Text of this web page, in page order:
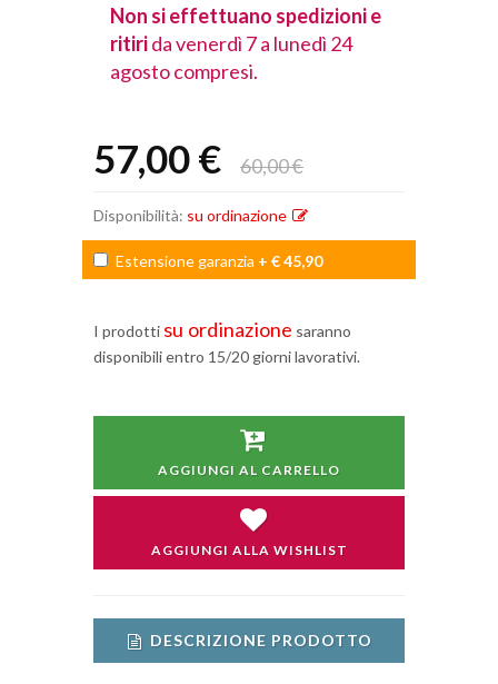
Non si effettuano spedizioni e
ritirida venerdì 7 a lunedì 24
agosto compresi.
57,00 € 60,00 €
Disponibilità: su ordinazione
Estensione garanzia + € 45,90
I prodotti su ordinazione saranno
disponibili entro 15/20 giorni lavorativi.
AGGIUNGI AL CARRELLO
AGGIUNGI ALLA WISHLIST
DESCRIZIONE PRODOTTO